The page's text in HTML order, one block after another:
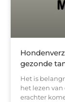
gezonde
Het is
het lezen
erachter